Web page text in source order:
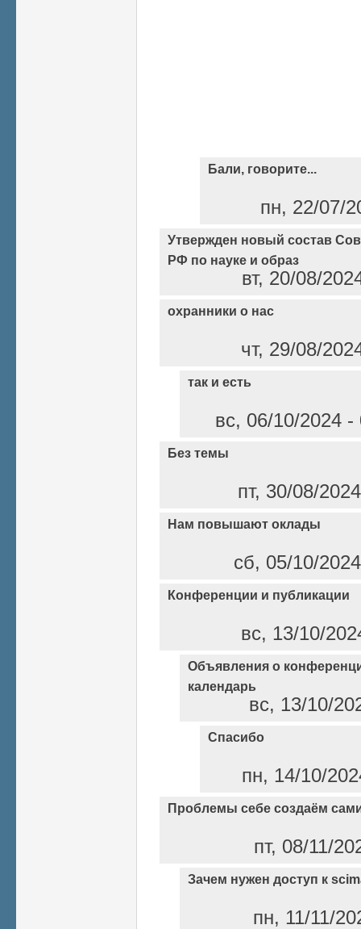
Бали, говорите...
пн, 22/07/
Утвержден новый состав
РФ по науке и образ
вт, 20/08/
охранники о нас
чт, 29/08/
так и есть
вс, 06/10/2024
Без темы
пт, 30/08/
Нам повышают оклады
сб, 05/10/
Конференции и публикации
вс, 13/10/
Объявления о
календарь
вс, 13/10/
Спасибо
пн, 14/10/
Проблемы себе создаём
пт, 08/11/
Зачем нужен доступ к
пн, 11/11/